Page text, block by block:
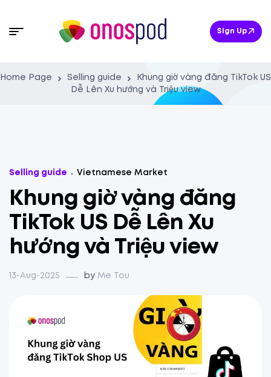
Sign Up
Home Page Selling guide
Khung giờ vàng đăng TikTok US
Dễ Lên Xu hướng và Triệu view
Selling guide Vietnamese Market
Khung giờ vàng đăng
TikTok US Dễ Lên Xu
hướng và Triệu view
13-Aug-2025 by Me Tou